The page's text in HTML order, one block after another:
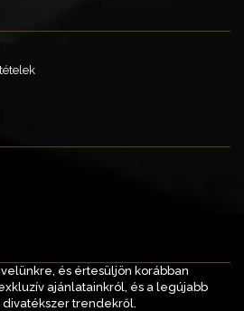
és értesüljön korábban
ajánlatainkról, és a legújabb
divatékszer trendekről.